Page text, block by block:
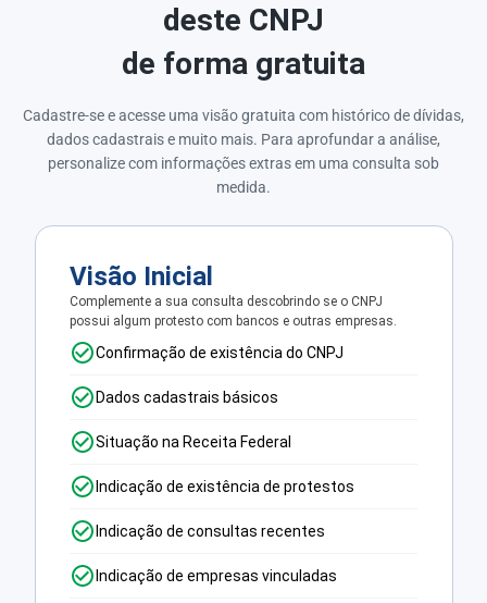
deste CNPJ
de forma gratuita
Cadastre-se e acesse uma visão gratuita com histórico de dívidas,
dados cadastrais e muito mais. Para aprofundar a análise,
personalize com informações extras em uma consulta sob
medida.
Visão Inicial
Complemente a sua consulta descobrindo se o CNPJ
possui algum protesto com bancos e outras empresas.
Confirmação de existência do CNPJ
Dados cadastrais básicos
Situação na Receita Federal
Indicação de existência de protestos
Indicação de consultas recentes
Indicação de empresas vinculadas